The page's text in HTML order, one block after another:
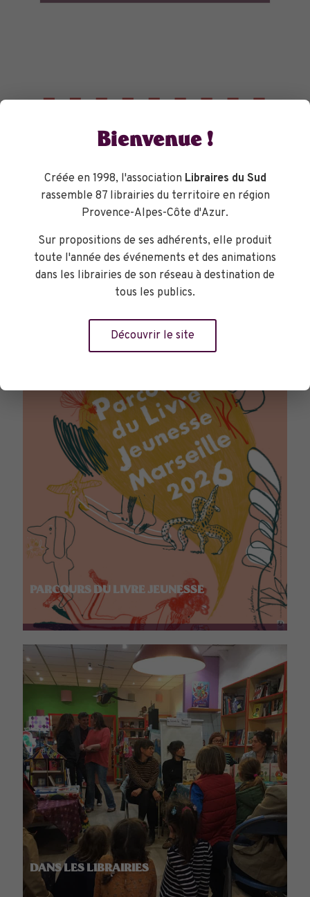
PARCOURS DU LIVRE JEUNESSE
DANS LES LIBRAIRIES
Bienvenue !
Créée en 1998, l'association Libraires du Sud
rassemble 87 librairies du territoire en région
Provence-Alpes-Côte d'Azur.
Sur propositions de ses adhérents, elle produit
toute l'année des événements et des animations
dans les librairies de son réseau à destination de
tous les publics.
Découvrir le site